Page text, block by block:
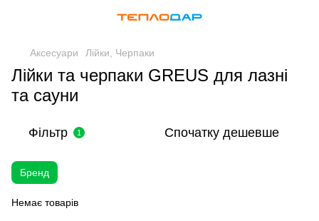
Аксесуари Лійки, Черпаки
Лійки та черпаки GREUS для лазні
та сауни
Фільтр 1 Спочатку дешевше
Бренд
Немає товарів